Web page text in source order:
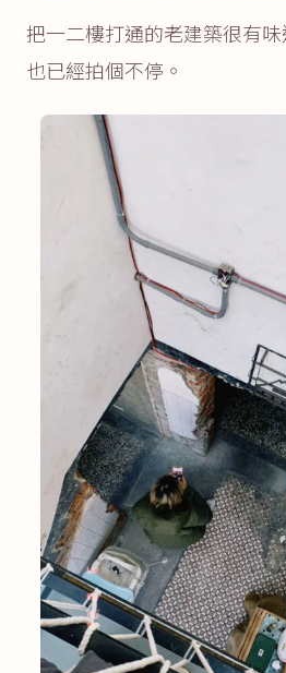
把一二樓打通的老建築很有
也已經拍個不停。